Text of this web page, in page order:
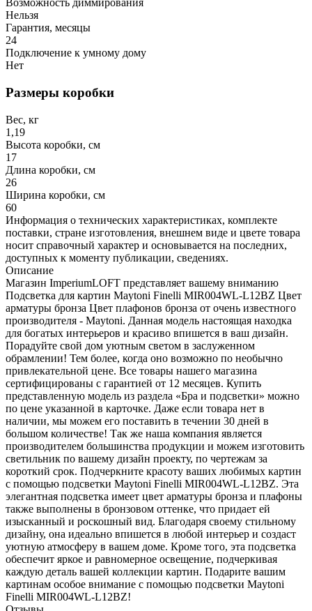
Возможность диммирования
Нельзя
Гарантия, месяцы
24
Подключение к умному дому
Нет
Размеры коробки
Вес, кг
1,19
Высота коробки, см
17
Длина коробки, см
26
Ширина коробки, см
60
Информация о технических характеристиках, комплекте
поставки, стране изготовления, внешнем виде и цвете товара
носит справочный характер и основывается на последних,
доступных к моменту публикации, сведениях.
Описание
Магазин ImperiumLOFT представляет вашему вниманию
Подсветка для картин Maytoni Finelli MIR004WL-L12BZ Цвет
арматуры бронза Цвет плафонов бронза от очень известного
производителя - Maytoni. Данная модель настоящая находка
для богатых интерьеров и красиво впишется в ваш дизайн.
Порадуйте свой дом уютным светом в заслуженном
обрамлении! Тем более, когда оно возможно по необычно
привлекательной цене. Все товары нашего магазина
сертифицированы с гарантией от 12 месяцев. Купить
представленную модель из раздела «Бра и подсветки» можно
по цене указанной в карточке. Даже если товара нет в
наличии, мы можем его поставить в течении 30 дней в
большом количестве! Так же наша компания является
производителем большинства продукции и можем изготовить
светильник по вашему дизайн проекту, по чертежам за
короткий срок. Подчеркните красоту ваших любимых картин
с помощью подсветки Maytoni Finelli MIR004WL-L12BZ. Эта
элегантная подсветка имеет цвет арматуры бронза и плафоны
также выполнены в бронзовом оттенке, что придает ей
изысканный и роскошный вид. Благодаря своему стильному
дизайну, она идеально впишется в любой интерьер и создаст
уютную атмосферу в вашем доме. Кроме того, эта подсветка
обеспечит яркое и равномерное освещение, подчеркивая
каждую деталь вашей коллекции картин. Подарите вашим
картинам особое внимание с помощью подсветки Maytoni
Finelli MIR004WL-L12BZ!